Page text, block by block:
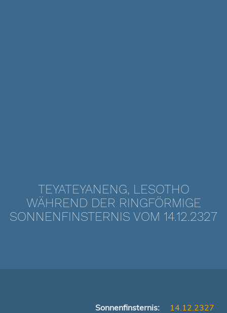
TEYATEYANENG, LESOTHO
WÄHREND DER RINGFÖRMIGE
SONNENFINSTERNIS VOM 14.12.2327
Sonnenfinsternis:
14.12.2327